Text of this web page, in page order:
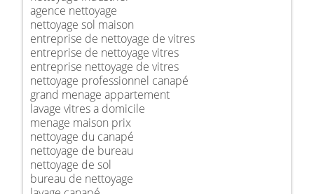
agence nettoyage
nettoyage sol maison
entreprise de nettoyage de vitres
entreprise de nettoyage vitres
entreprise nettoyage de vitres
nettoyage professionnel canapé
grand menage appartement
lavage vitres a domicile
menage maison prix
nettoyage du canapé
nettoyage de bureau
nettoyage de sol
bureau de nettoyage